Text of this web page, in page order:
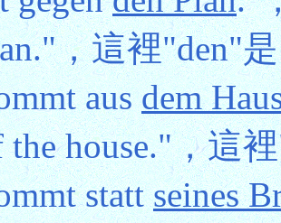
，這裡"den"
ausdem
the house."，這
stattseines